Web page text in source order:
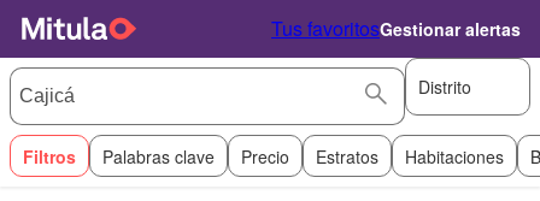
Tus favoritosGestionar alertas
Distrito
Filtros Palabras clave Precio Estratos Habitaciones